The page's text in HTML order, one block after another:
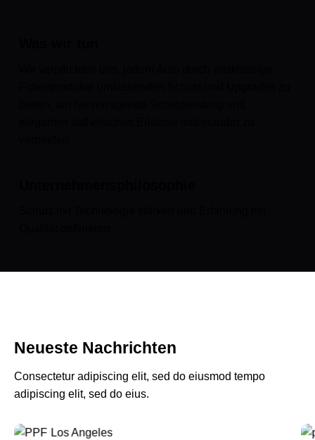
Neueste Nachrichten
Consectetur adipiscing elit, sed do eiusmod tempo
adipiscing elit, sed do eius.